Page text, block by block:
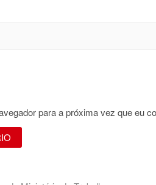
para a próxima vez que eu